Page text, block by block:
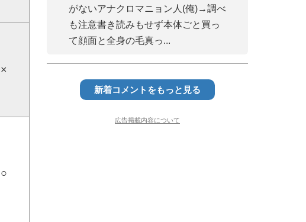
×
○
がないアナクロマニョン人(俺)→調べ
も注意書き読みもせず本体ごと買っ
て顔面と全身の毛真っ...
新着コメントをもっと見る
広告掲載内容について